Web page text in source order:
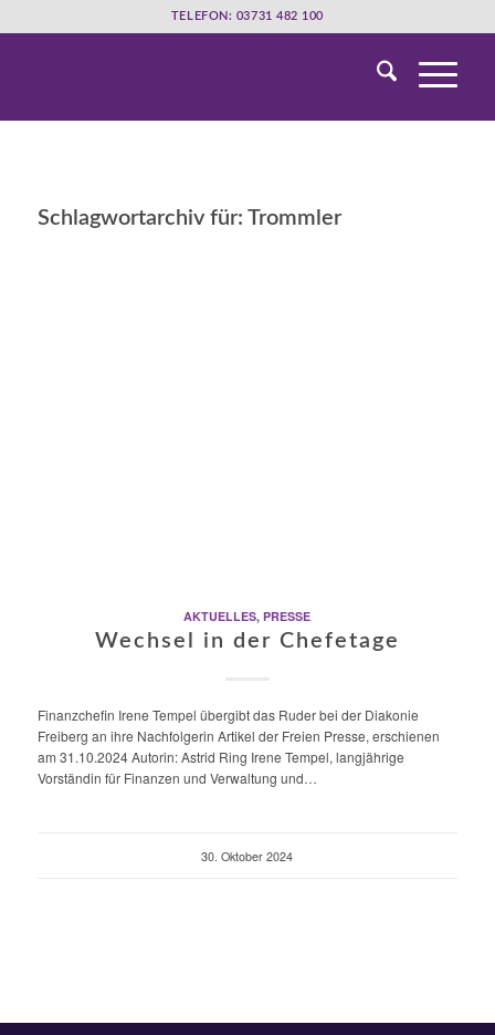
TELEFON: 03731 482 100
Schlagwortarchiv für: Trommler
AKTUELLES,PRESSE
Wechsel in der Chefetage
Finanzchefin Irene Tempel übergibt das Ruder bei der Diakonie
Freiberg an ihre Nachfolgerin Artikel der Freien Presse, erschienen
am 31.10.2024 Autorin: Astrid Ring Irene Tempel, langjährige
Vorständin für Finanzen und Verwaltung und…
30. Oktober 2024